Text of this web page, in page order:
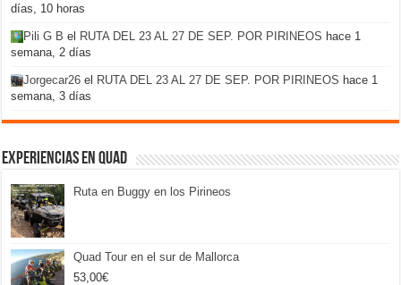
días, 10 horas
Pili G B el RUTA DEL 23 AL 27 DE SEP. POR PIRINEOS hace 1
semana, 2 días
Jorgecar26 el RUTA DEL 23 AL 27 DE SEP. POR PIRINEOS hace 1
semana, 3 días
Experiencias en Quad
Ruta en Buggy en los Pirineos
Quad Tour en el sur de Mallorca
53,00€